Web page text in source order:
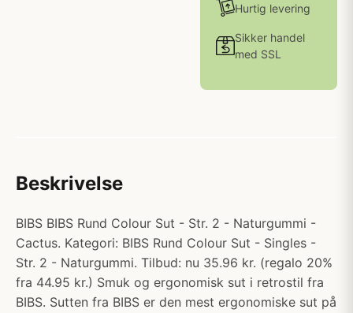
Hurtig levering
Sikker handel
med SSL
Beskrivelse
BIBS BIBS Rund Colour Sut - Str. 2 - Naturgummi -
Cactus. Kategori: BIBS Rund Colour Sut - Singles -
Str. 2 - Naturgummi. Tilbud: nu 35.96 kr. (regalo 20%
fra 44.95 kr.) Smuk og ergonomisk sut i retrostil fra
BIBS. Sutten fra BIBS er den mest ergonomiske sut på